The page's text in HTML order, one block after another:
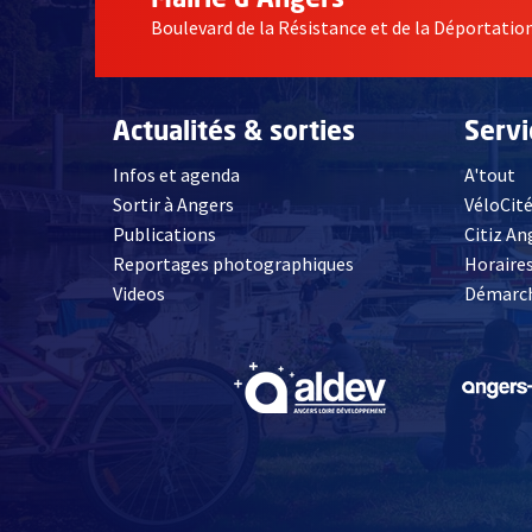
Boulevard de la Résistance et de la Déportation
Actualités & sorties
Infos et agenda
Sortir à Angers
Publications
Reportages photographiques
Videos, Ouvre une nouvelle fenêtre
A'tout
VéloCité
Citiz
, Ouvre une